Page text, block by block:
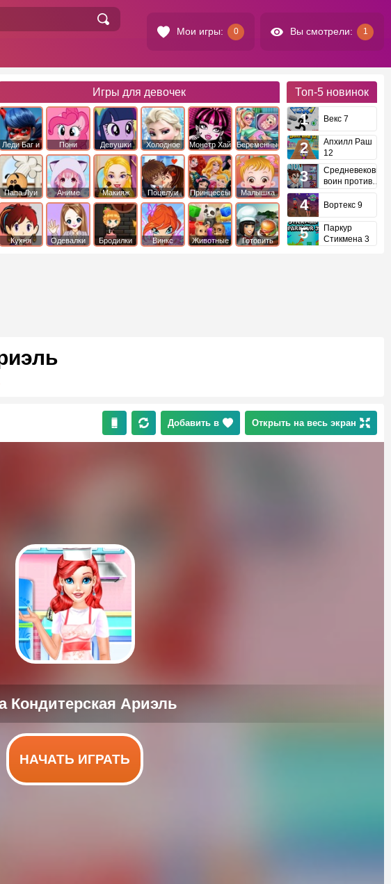
Мои игры: 0 Вы смотрели: 1
Игры для девочек
Леди Баг и
Супер Кот
Пони
Дружба это
Девушки
Эквестрии
Холодное
Сердце
Монстр Хай Беременные
Папа Луи Аниме Макияж Поцелуи
Принцессы
Диснея
Малышка
Хейзел
Кухня
Одевалки Бродилки Винкс Животные
Готовить
Топ-5 новинок
Векс 7
Апхилл Раш
12
Средневековый
воин против
Вортекс 9
Паркур
Стикмена 3
Добавить в Открыть на весь экран
НАЧАТЬ ИГРАТЬ